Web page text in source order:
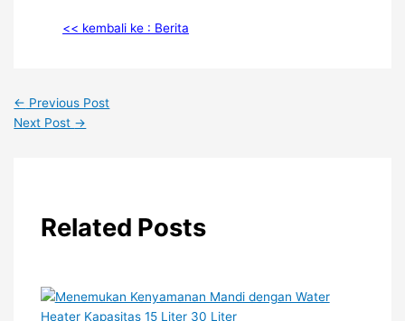
<< kembali ke : Berita
← Previous Post
Next Post →
Related Posts